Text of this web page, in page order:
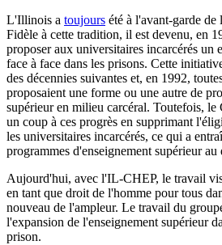
L'Illinois a toujours été à l'avant-garde de
Fidèle à cette tradition, il est devenu, en
proposer aux universitaires incarcérés un
face à face dans les prisons. Cette
des décennies suivantes et, en 1992,
proposaient une forme ou une autre de
supérieur en milieu carcéral. Toutefois,
un coup à ces progrès en supprimant
les universitaires incarcérés, ce qui a
programmes d'enseignement supérieur au
Aujourd'hui, avec l'IL-CHEP, le travail
en tant que droit de l'homme pour tous
nouveau de l'ampleur. Le travail du
l'expansion de l'enseignement supérieur
prison.